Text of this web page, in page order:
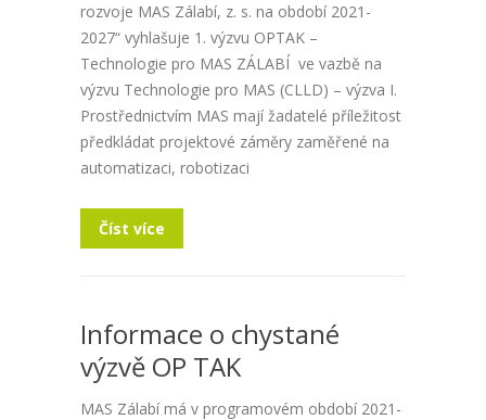
rozvoje MAS Zálabí, z. s. na období 2021-
2027“ vyhlašuje 1. výzvu OPTAK –
Technologie pro MAS ZÁLABÍ ve vazbě na
výzvu Technologie pro MAS (CLLD) – výzva I.
Prostřednictvím MAS mají žadatelé příležitost
předkládat projektové záměry zaměřené na
automatizaci, robotizaci
Číst více
Informace o chystané
výzvě OP TAK
MAS Zálabí má v programovém období 2021-